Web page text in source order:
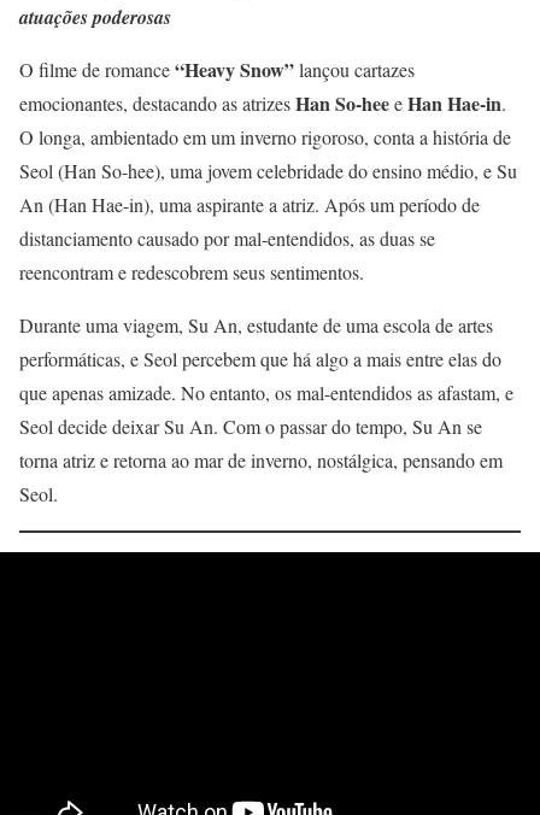
atuações poderosas
O filme de romance“Heavy Snow”lançou cartazes
emocionantes, destacando as atrizesHan So-heeeHan Hae-in.
O longa, ambientado em um inverno rigoroso, conta a história de
Seol (Han So-hee), uma jovem celebridade do ensino médio, e Su
An (Han Hae-in), uma aspirante a atriz. Após um período de
distanciamento causado por mal-entendidos, as duas se
reencontram e redescobrem seus sentimentos.
Durante uma viagem, Su An, estudante de uma escola de artes
performáticas, e Seol percebem que há algo a mais entre elas do
que apenas amizade. No entanto, os mal-entendidos as afastam, e
Seol decide deixar Su An. Com o passar do tempo, Su An se
torna atriz e retorna ao mar de inverno, nostálgica, pensando em
Seol.